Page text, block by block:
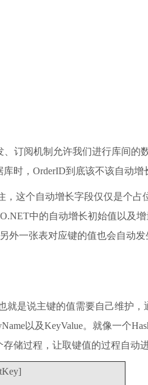
订阅机制允许我们进行库间
时，OrderID到底该不该自动增
这个自动增长字段仅仅是个
中的自动增长初始值以及
外一张表对应键的值也会自动
是说主键的值需要自己维护
以及KeyValue。就像一个
储过程，让取键值的过程自动